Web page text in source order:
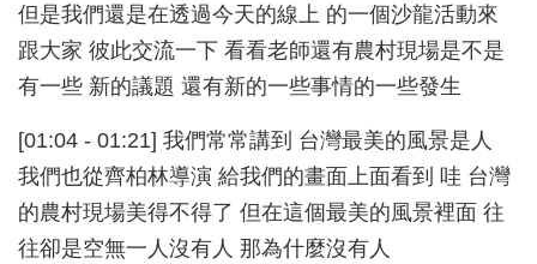
但是我們還是在透過今天的線上 的一個沙龍活動來
跟大家 彼此交流一下 看看老師還有農村現場是不是
有一些 新的議題 還有新的一些事情的一些發生
[01:04 - 01:21] 我們常常講到 台灣最美的風景是人
我們也從齊柏林導演 給我們的畫面上面看到 哇 台灣
的農村現場美得不得了 但在這個最美的風景裡面 往
往卻是空無一人沒有人 那為什麼沒有人